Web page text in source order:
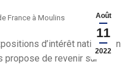
Août
11
2022
France à Moulins
d’intérêt national en
propose de revenir sur